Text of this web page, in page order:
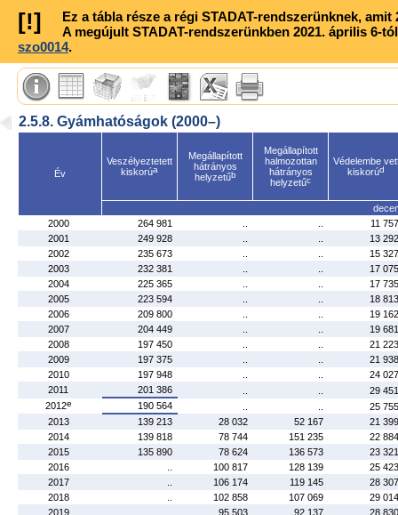
[!]
Ez a tábla része a régi STADAT-rendszerünknek,
A megújult STADAT-rendszerünkben 2021. április
szo0014.
2.5.8. Gyámhatóságok (2000–)
Év
Veszélyeztetett
kiskorúa
Megállapított
hátrányos
helyzetűb
Megállapított
halmozottan
hátrányos
helyzetűc
Védelembe
kiskorúd
2000
264 981
11 757
2001
249 928
13 292
2002
235 673
15 327
2003
232 381
17 075
2004
225 365
17 735
2005
223 594
18 813
2006
209 800
19 162
2007
204 449
19 681
2008
197 450
21 223
2009
197 375
21 938
2010
197 948
24 027
2011
201 386
29 451
2012e 190 564
25 755
2013
139 213 28 032 52 167
21 399
2014
139 818 78 744 151 235
22 884
2015
135 890 78 624 136 573
23 321
2016
100 817 128 139
25 423
2017
106 174 119 145
28 307
2018
102 858 107 069
29 014
2019
95 503 92 137 28 830